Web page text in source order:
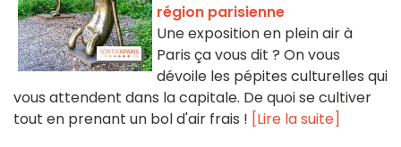
région parisienne
Une exposition en plein air à
Paris ça vous dit ? On vous
dévoile les pépites culturelles qui
vous attendent dans la capitale. De quoi se cultiver
tout en prenant un bol d'air frais ! [Lire la suite]